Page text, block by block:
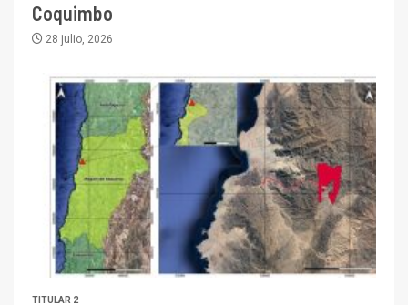
Coquimbo
28 julio, 2026
TITULAR 2